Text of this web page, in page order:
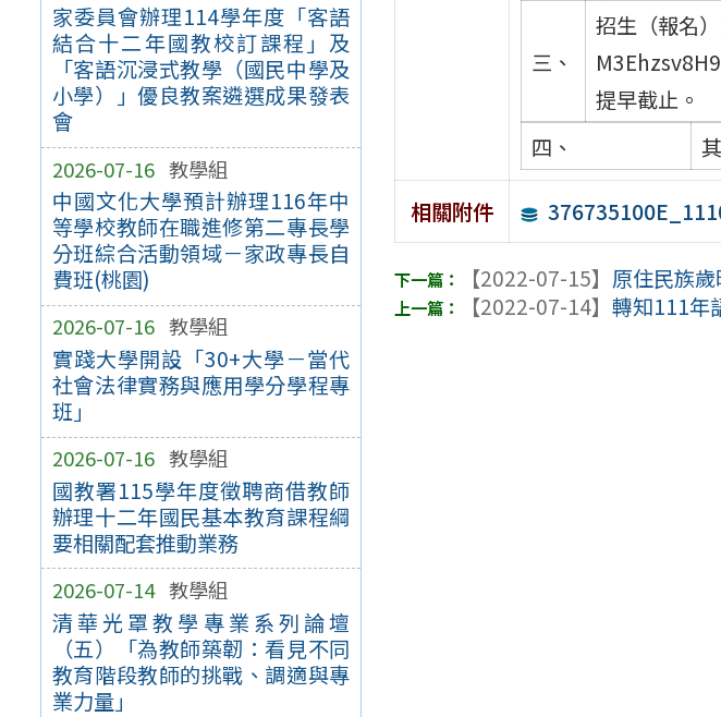
家委員會辦理114學年度「客語
結合十二年國教校訂課程」及
「客語沉浸式教學（國民中學及
小學）」優良教案遴選成果發表
會
2026-07-16 教學組
中國文化大學預計辦理116年中
等學校教師在職進修第二專長學
分班綜合活動領域－家政專長自
費班(桃園)
2026-07-16 教學組
實踐大學開設「30+大學－當代
社會法律實務與應用學分學程專
班」
2026-07-16 教學組
國教署115學年度徵聘商借教師
辦理十二年國民基本教育課程綱
要相關配套推動業務
2026-07-14 教學組
清華光罩教學專業系列論壇
（五）「為教師築韌：看見不同
教育階段教師的挑戰、調適與專
業力量」
三、
招生（報名
提早截止。
四、
相關附件
【2022-07-15】 原住民族
【2022-07-14】轉知111年